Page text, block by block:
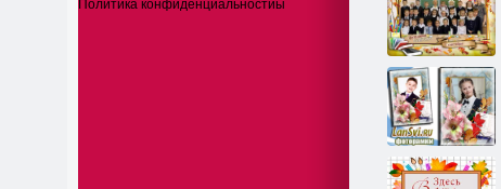
Политика конфиденциальностиы